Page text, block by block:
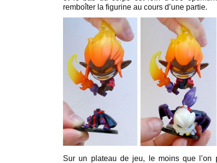
remboîter la figurine au cours d’une partie.
Sur un plateau de jeu, le moins que l’on